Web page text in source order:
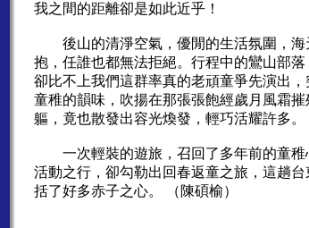
我之間的距離卻是如此近乎！
後山的清淨空氣，優閒的生活氛圍，海
抱，任誰也都無法拒絕。行程中的鸞山部
卻比不上我們這群率真的老頑童爭先演出
童稚的韻味，吹揚在那張張飽經歲月風霜
軀，竟也散發出容光煥發，輕巧活耀許多。
一次輕裝的遊旅，召回了多年前的童稚
活動之行，卻勾勒出回春返童之旅，這趟
括了好多赤子之心。 （陳碩榆）